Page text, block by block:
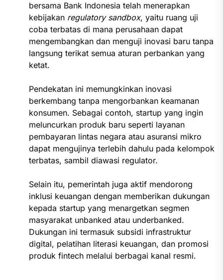
bersama Bank Indonesia telah menerapkan
kebijakan regulatory sandbox, yaitu ruang uji
coba terbatas di mana perusahaan dapat
mengembangkan dan menguji inovasi baru tanpa
langsung terikat semua aturan perbankan yang
ketat.
Pendekatan ini memungkinkan inovasi
berkembang tanpa mengorbankan keamanan
konsumen. Sebagai contoh, startup yang ingin
meluncurkan produk baru seperti layanan
pembayaran lintas negara atau asuransi mikro
dapat mengujinya terlebih dahulu pada kelompok
terbatas, sambil diawasi regulator.
Selain itu, pemerintah juga aktif mendorong
inklusi keuangan dengan memberikan dukungan
kepada startup yang menargetkan segmen
masyarakat unbanked atau underbanked.
Dukungan ini termasuk subsidi infrastruktur
digital, pelatihan literasi keuangan, dan promosi
produk fintech melalui berbagai kanal resmi.